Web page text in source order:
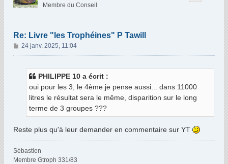
Membre du Conseil
Re: Livre "les Trophéines" P Tawill
M
e
24 janv. 2025, 11:04
PHILIPPE 10 a écrit :
oui pour les 3, le 4ème je pense aussi... dans 11000
litres le résultat sera le même, disparition sur le long
terme de 3 groupes ???
Reste plus qu'à leur demander en commentaire sur YT
Sébastien
Membre Gtroph 331/83